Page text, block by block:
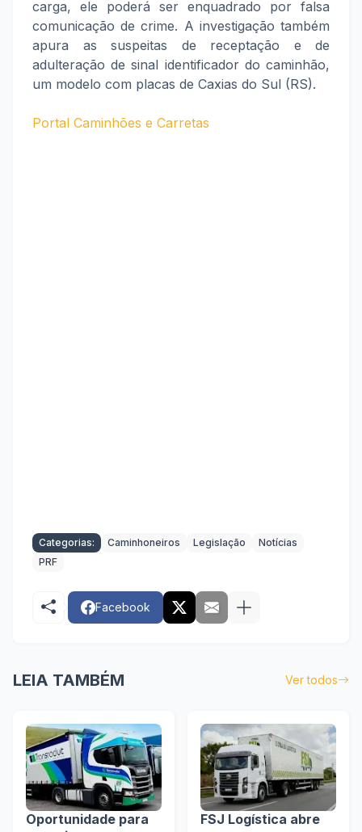
carga, ele poderá ser enquadrado por falsa
comunicação de crime. A investigação também
apura as suspeitas de receptação e de
adulteração de sinal identificador do caminhão,
um modelo com placas de Caxias do Sul (RS).
Portal Caminhões e Carretas
Categorias: Caminhoneiros Legislação
Notícias
PRF
Facebook
LEIA TAMBÉM Ver todos
Oportunidade para
FSJ Logística abre